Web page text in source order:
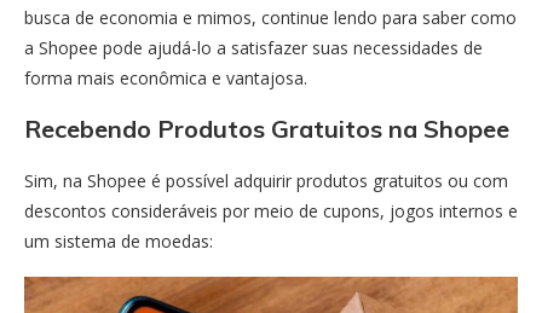
busca de economia e mimos, continue lendo para saber como
a Shopee pode ajudá-lo a satisfazer suas necessidades de
forma mais econômica e vantajosa.
Recebendo Produtos Gratuitos na Shopee
Sim, na Shopee é possível adquirir produtos gratuitos ou com
descontos consideráveis por meio de cupons, jogos internos e
um sistema de moedas: